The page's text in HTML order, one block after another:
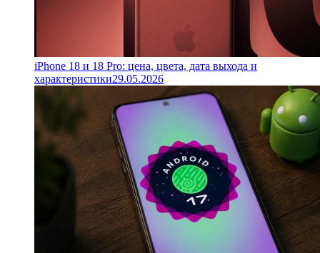
iPhone 18 и 18 Pro: цена, цвета, дата выхода и
характеристики29.05.2026